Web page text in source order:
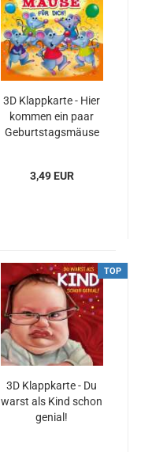
3D Klappkarte - Hier
kommen ein paar
Geburtstagsmäuse
3,49 EUR
TOP
3D Klappkarte - Du
warst als Kind schon
genial!